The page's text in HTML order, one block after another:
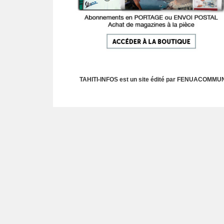
TAHITI-INFOS est un site édité par